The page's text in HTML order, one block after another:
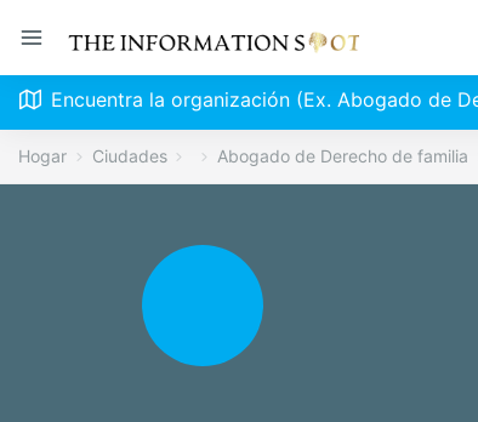
Encuentra la organización (Ex. Abogado de
Hogar Ciudades Abogado de Derecho de familia